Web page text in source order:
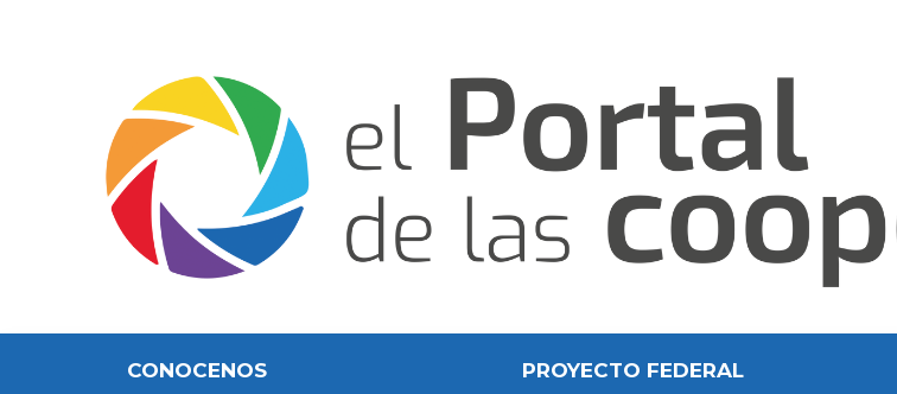
CONOCENOS PROYECTO FEDERAL